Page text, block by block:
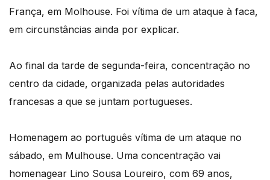
França, em Molhouse. Foi vítima de um ataque à faca,
em circunstâncias ainda por explicar.
Ao final da tarde de segunda-feira, concentração no
centro da cidade, organizada pelas autoridades
francesas a que se juntam portugueses.
Homenagem ao português vítima de um ataque no
sábado, em Mulhouse. Uma concentração vai
homenagear Lino Sousa Loureiro, com 69 anos,